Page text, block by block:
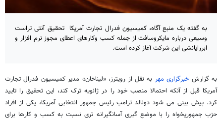
به گفته یک منبع آگاه، کمیسیون فدرال تجارت آمریکا تحقیق آنتی تراست
وسیعی درباره مایکروسافت از جمله کسب وکارهای اعطای مجوز نرم افزار و
ابررایانشی این شرکت آغاز کرده است.
به گزارش خبرگزاری مهر به نقل از رویترز، «لیناخان» مدیر کمیسیون فدرال تجارت
آمریکا قبل از آنکه احتمالا منصب خود را در ژانویه ترک کند، این تحقیق را تایید
کرد. پیش بینی می شود دونالد ترامپ رئیس جمهور انتخابی آمریکا، یکی از افراد
حزب جمهوریخواه را با موضع گیری آسانگیرانه تری نسبت به کسب و کارها برای